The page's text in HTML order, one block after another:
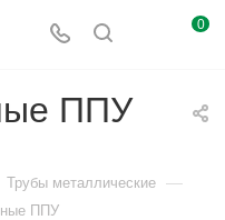
0
ППУ
Трубы металлические —
ППУ